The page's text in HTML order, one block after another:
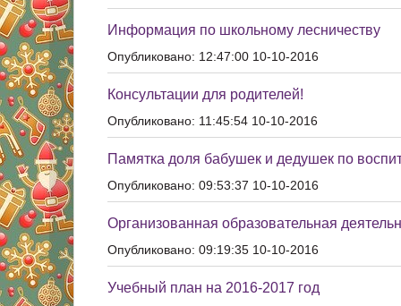
Информация по школьному лесничеству
Опубликовано: 12:47:00 10-10-2016
Консультации для родителей!
Опубликовано: 11:45:54 10-10-2016
Памятка доля бабушек и дедушек по
Опубликовано: 09:53:37 10-10-2016
Организованная образовательная
Опубликовано: 09:19:35 10-10-2016
Учебный план на 2016-2017 год